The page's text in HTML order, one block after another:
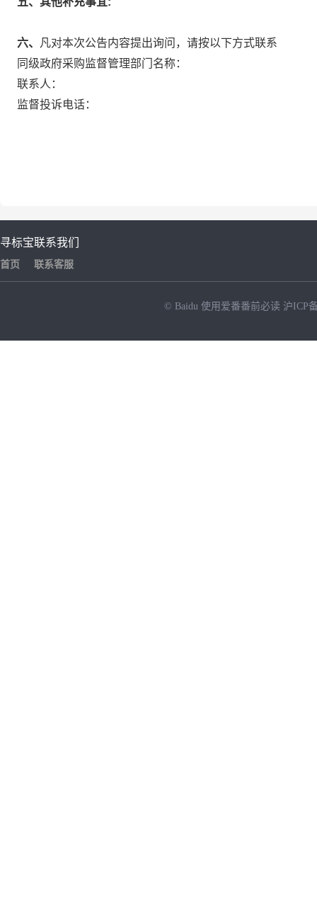
六、
凡对本次公告内容提出询问，请按以下方式联系
同级政府采购监督管理部门名称：
联系人：
监督投诉电话：
寻标宝
首页
联系我们
联系客服
© Baidu 使用爱番番前必读 沪ICP